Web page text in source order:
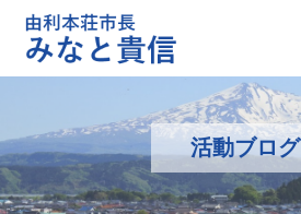
活動ブログ